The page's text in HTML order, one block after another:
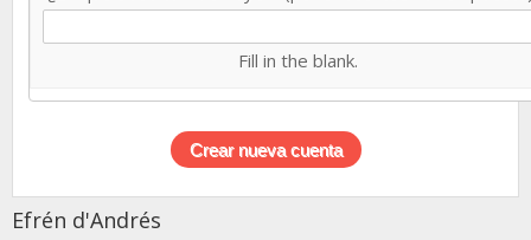
Fill in the blank.
Efrén d'Andrés